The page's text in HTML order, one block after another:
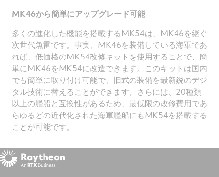
MK46から簡単にアップグレード可能
多くの進化した機能を搭載するMK54は、MK46を継ぐ
次世代魚雷です。事実、MK46を装備している海軍であ
れば、低価格のMK54改修キットを使用することで、簡
単にMK46をMK54に改造できます。このキットは国内
でも簡単に取り付け可能で、旧式の装備を最新鋭のデジ
タル技術に替えることができます。さらには、20種類
以上の艦船と互換性があるため、最低限の改修費用であ
らゆるどの近代化された海軍艦船にもMK54を搭載する
ことが可能です。